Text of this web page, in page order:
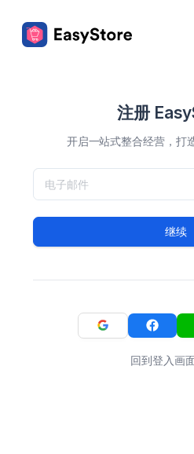
注册
开启一站式整合经营，打
继续
回到登入画